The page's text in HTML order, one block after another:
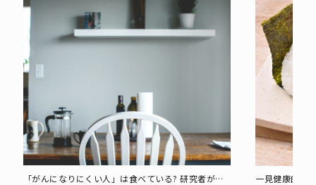
「がんになりにくい人」は食べている? 研究者が注
一見健康的だ